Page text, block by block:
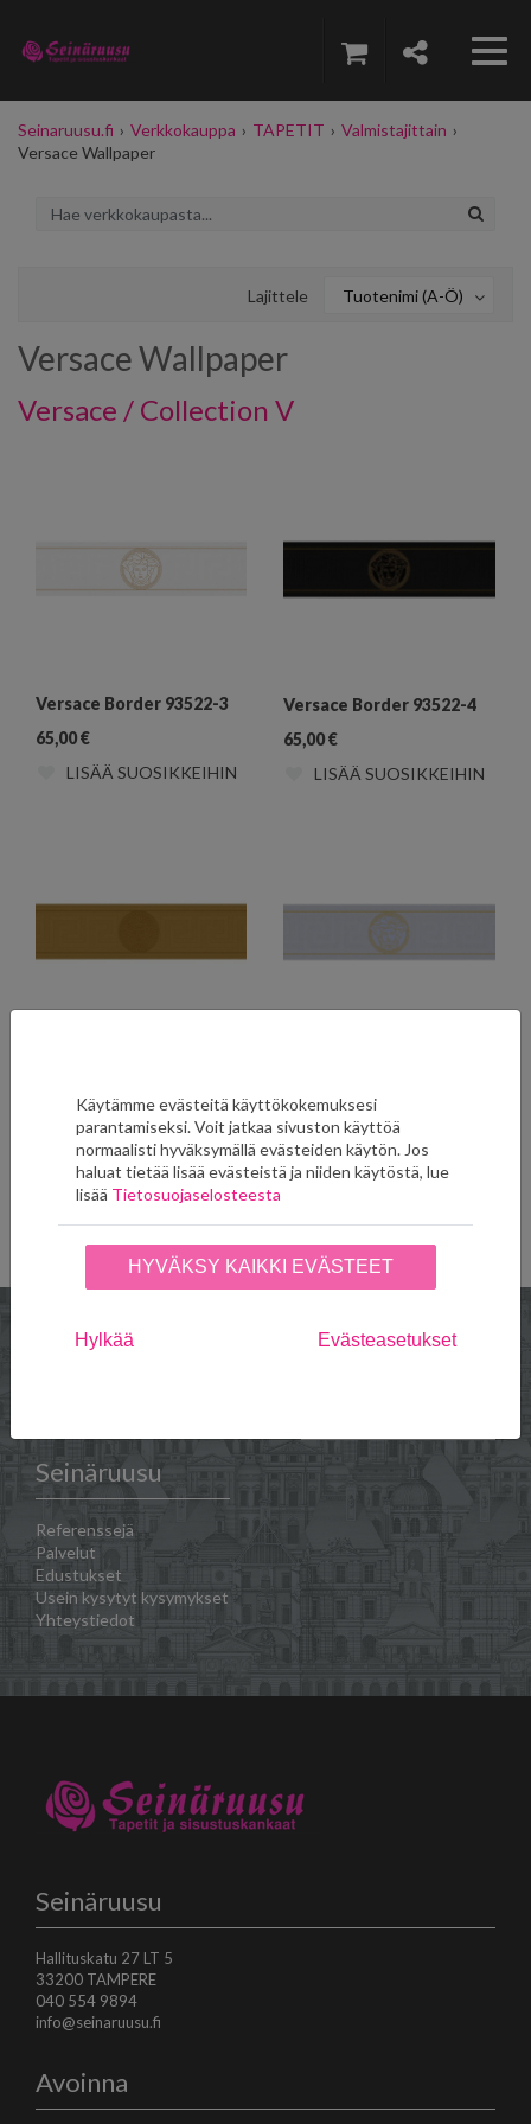
Seinaruusu.fi › Verkkokauppa › TAPETIT › Valmistajittain ›
Versace Wallpaper
Lajittele Tuotenimi (A-Ö)
Versace Wallpaper
Versace / Collection V
Versace Border 93522-3
65,00€
LISÄÄ SUOSIKKEIHIN
Versace Border 93522-4
65,00€
LISÄÄ SUOSIKKEIHIN
65,00€
LISÄÄ SUOSIKKEIHIN
65,00€
LISÄÄ SUOSIKKEIHIN
Näytä kaikki tuotteet (58)
Seinäruusu
Referenssejä
Palvelut
Edustukset
Usein kysytyt kysymykset
Yhteystiedot
Seinäruusu
Hallituskatu 27 LT 5
33200 TAMPERE
040 554 9894
info@seinaruusu.fi
Avoinna
Käytämme evästeitä käyttökokemuksesi
parantamiseksi. Voit jatkaa sivuston käyttöä
normaalisti hyväksymällä evästeiden käytön. Jos
haluat tietää lisää evästeistä ja niiden käytöstä, lue
lisää Tietosuojaselosteesta
HYVÄKSY KAIKKI EVÄSTEET
Hylkää Evästeasetukset